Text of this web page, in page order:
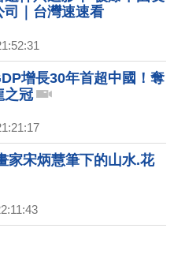
司｜台灣速速看
增長30年首超中國！奪
之冠
家宋炳慧筆下的山水.花